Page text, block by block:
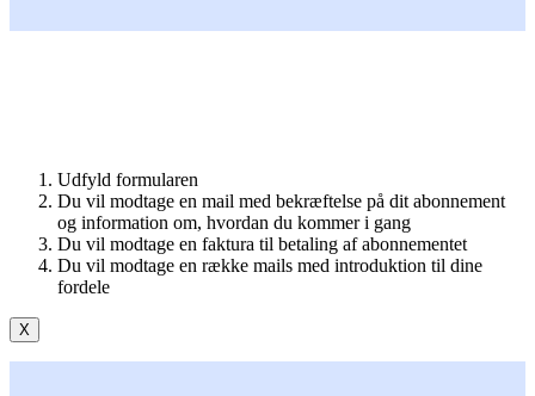
Udfyld formularen
Du vil modtage en mail med bekræftelse på dit abonnement
og information om, hvordan du kommer i gang
Du vil modtage en faktura til betaling af abonnementet
Du vil modtage en række mails med introduktion til dine
fordele
X